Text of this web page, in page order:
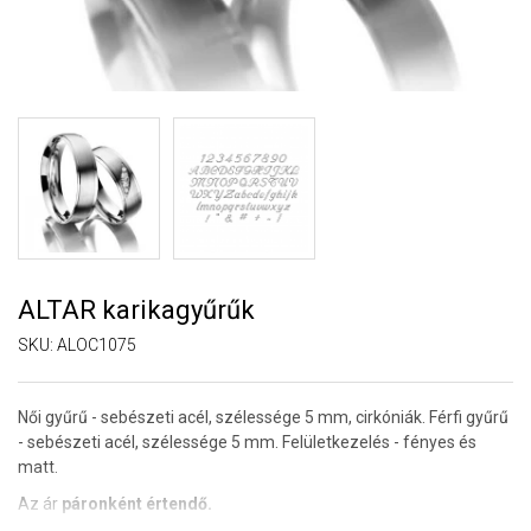
ALTAR karikagyűrűk
SKU: ALOC1075
Női gyűrű - sebészeti acél, szélessége 5 mm, cirkóniák. Férfi gyűrű
- sebészeti acél, szélessége 5 mm. Felületkezelés - fényes és
matt.
Az ár páronként értendő.